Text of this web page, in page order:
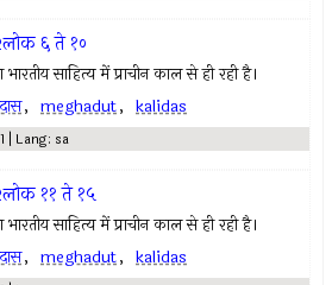
६ ते १०
साहित्य में प्राचीन काल से ही रही है।
, meghadut, kalidas
| Lang: sa
११ ते १५
साहित्य में प्राचीन काल से ही रही है।
, meghadut, kalidas